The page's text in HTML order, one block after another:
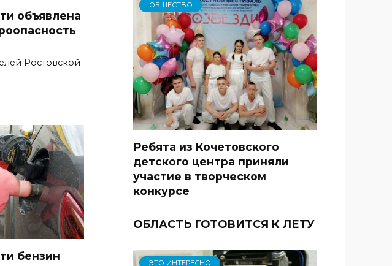
объявлена
Ростовской
бензин
ОБЩЕСТВО
Ребята из Кочетовского
детского центра приняли
участие в творческом
конкурсе
ОБЛАСТЬ ГОТОВИТСЯ К ЛЕТУ
ЭТО ИНТЕРЕСНО